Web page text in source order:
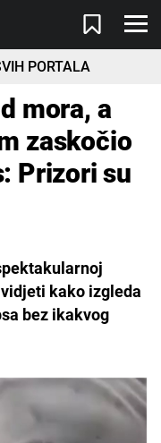
PORTALA
mora, a
zaskočio
Prizori su
kako izgleda
bez ikakvog